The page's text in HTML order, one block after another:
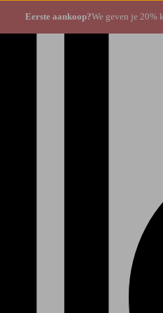
Eerste aankoop?We geven je 20%